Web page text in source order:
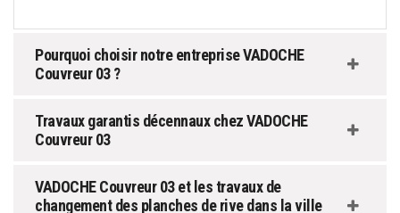
Pourquoi choisir notre entreprise VADOCHE
Couvreur 03 ?
Travaux garantis décennaux chez VADOCHE
Couvreur 03
VADOCHE Couvreur 03 et les travaux de
changement des planches de rive dans la ville